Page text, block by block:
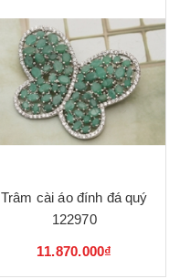
Trâm cài áo đính đá quý
122970
11.870.000₫